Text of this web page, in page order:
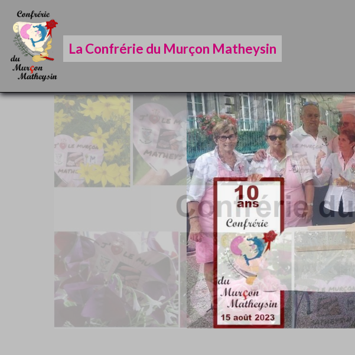
La Confrérie du Murçon Matheysin